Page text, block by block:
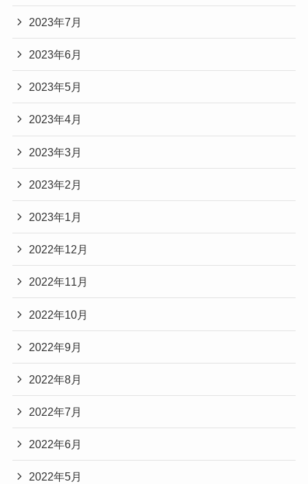
2023年7月
2023年6月
2023年5月
2023年4月
2023年3月
2023年2月
2023年1月
2022年12月
2022年11月
2022年10月
2022年9月
2022年8月
2022年7月
2022年6月
2022年5月